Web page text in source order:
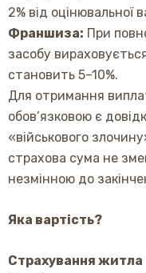
2% від оцінювальної
Франшиза: При
засобу
становить 5–10%.
Для отримання
обов’язковою є
«військового
страхова сума не
незмінною до
Яка вартість?
Страхування житла